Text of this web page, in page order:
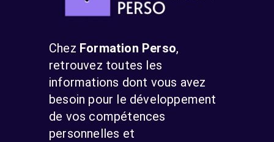
Chez Formation Perso,
retrouvez toutes les
informations dont vous avez
besoin pour le développement
de vos compétences
personnelles et